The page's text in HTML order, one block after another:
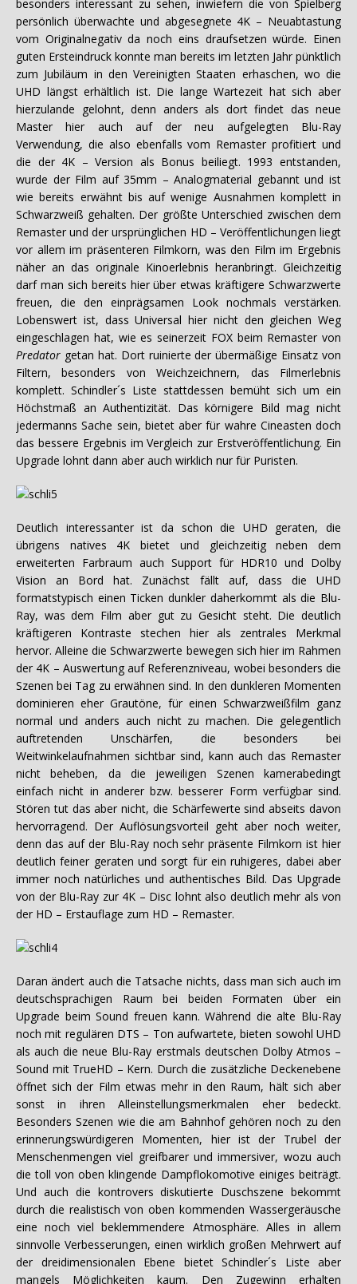
besonders interessant zu sehen, inwiefern die von Spielberg
persönlich überwachte und abgesegnete 4K – Neuabtastung
vom Originalnegativ da noch eins draufsetzen würde. Einen
guten Ersteindruck konnte man bereits im letzten Jahr pünktlich
zum Jubiläum in den Vereinigten Staaten erhaschen, wo die
UHD längst erhältlich ist. Die lange Wartezeit hat sich aber
hierzulande gelohnt, denn anders als dort findet das neue
Master hier auch auf der neu aufgelegten Blu-Ray
Verwendung, die also ebenfalls vom Remaster profitiert und
die der 4K – Version als Bonus beiliegt. 1993 entstanden,
wurde der Film auf 35mm – Analogmaterial gebannt und ist
wie bereits erwähnt bis auf wenige Ausnahmen komplett in
Schwarzweiß gehalten. Der größte Unterschied zwischen dem
Remaster und der ursprünglichen HD – Veröffentlichungen liegt
vor allem im präsenteren Filmkorn, was den Film im Ergebnis
näher an das originale Kinoerlebnis heranbringt. Gleichzeitig
darf man sich bereits hier über etwas kräftigere Schwarzwerte
freuen, die den einprägsamen Look nochmals verstärken.
Lobenswert ist, dass Universal hier nicht den gleichen Weg
eingeschlagen hat, wie es seinerzeit FOX beim Remaster von
Predator getan hat. Dort ruinierte der übermäßige Einsatz von
Filtern, besonders von Weichzeichnern, das Filmerlebnis
komplett. Schindler´s Liste stattdessen bemüht sich um ein
Höchstmaß an Authentizität. Das körnigere Bild mag nicht
jedermanns Sache sein, bietet aber für wahre Cineasten doch
das bessere Ergebnis im Vergleich zur Erstveröffentlichung. Ein
Upgrade lohnt dann aber auch wirklich nur für Puristen.
Deutlich interessanter ist da schon die UHD geraten, die
übrigens natives 4K bietet und gleichzeitig neben dem
erweiterten Farbraum auch Support für HDR10 und Dolby
Vision an Bord hat. Zunächst fällt auf, dass die UHD
formatstypisch einen Ticken dunkler daherkommt als die Blu-
Ray, was dem Film aber gut zu Gesicht steht. Die deutlich
kräftigeren Kontraste stechen hier als zentrales Merkmal
hervor. Alleine die Schwarzwerte bewegen sich hier im Rahmen
der 4K – Auswertung auf Referenzniveau, wobei besonders die
Szenen bei Tag zu erwähnen sind. In den dunkleren Momenten
dominieren eher Grautöne, für einen Schwarzweißfilm ganz
normal und anders auch nicht zu machen. Die gelegentlich
auftretenden Unschärfen, die besonders bei
Weitwinkelaufnahmen sichtbar sind, kann auch das Remaster
nicht beheben, da die jeweiligen Szenen kamerabedingt
einfach nicht in anderer bzw. besserer Form verfügbar sind.
Stören tut das aber nicht, die Schärfewerte sind abseits davon
hervorragend. Der Auflösungsvorteil geht aber noch weiter,
denn das auf der Blu-Ray noch sehr präsente Filmkorn ist hier
deutlich feiner geraten und sorgt für ein ruhigeres, dabei aber
immer noch natürliches und authentisches Bild. Das Upgrade
von der Blu-Ray zur 4K – Disc lohnt also deutlich mehr als von
der HD – Erstauflage zum HD – Remaster.
Daran ändert auch die Tatsache nichts, dass man sich auch im
deutschsprachigen Raum bei beiden Formaten über ein
Upgrade beim Sound freuen kann. Während die alte Blu-Ray
noch mit regulären DTS – Ton aufwartete, bieten sowohl UHD
als auch die neue Blu-Ray erstmals deutschen Dolby Atmos –
Sound mit TrueHD – Kern. Durch die zusätzliche Deckenebene
öffnet sich der Film etwas mehr in den Raum, hält sich aber
sonst in ihren Alleinstellungsmerkmalen eher bedeckt.
Besonders Szenen wie die am Bahnhof gehören noch zu den
erinnerungswürdigeren Momenten, hier ist der Trubel der
Menschenmengen viel greifbarer und immersiver, wozu auch
die toll von oben klingende Dampflokomotive einiges beiträgt.
Und auch die kontrovers diskutierte Duschszene bekommt
durch die realistisch von oben kommenden Wassergeräusche
eine noch viel beklemmendere Atmosphäre. Alles in allem
sinnvolle Verbesserungen, einen wirklich großen Mehrwert auf
der dreidimensionalen Ebene bietet Schindler´s Liste aber
mangels Möglichkeiten kaum. Den Zugewinn erhalten